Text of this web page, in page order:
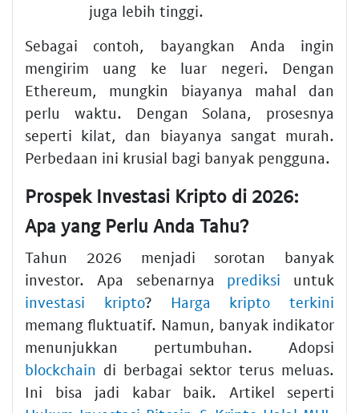
juga lebih tinggi.
Sebagai contoh, bayangkan Anda ingin
mengirim uang ke luar negeri. Dengan
Ethereum, mungkin biayanya mahal dan
perlu waktu. Dengan Solana, prosesnya
seperti kilat, dan biayanya sangat murah.
Perbedaan ini krusial bagi banyak pengguna.
Prospek Investasi Kripto di 2026:
Apa yang Perlu Anda Tahu?
Tahun 2026 menjadi sorotan banyak
investor. Apa sebenarnya prediksi untuk
investasi kripto? Harga kripto terkini
memang fluktuatif. Namun, banyak indikator
menunjukkan pertumbuhan. Adopsi
blockchain di berbagai sektor terus meluas.
Ini bisa jadi kabar baik. Artikel seperti